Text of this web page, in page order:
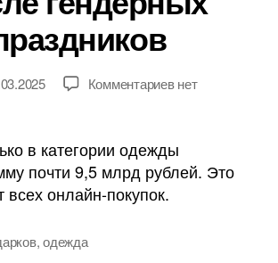
Комментариевк
возвращают
подарки
нет
в категории одежды
почти 9,5 млрд рублей. Это
всех онлайн-покупок.
,одежда